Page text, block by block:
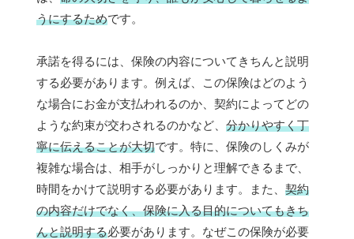
うにするためです。
承諾を得るには、保険の内容についてきちんと説明
する必要があります。例えば、この保険はどのよう
な場合にお金が支払われるのか、契約によってどの
ような約束が交わされるのかなど、 分かりやすく丁
寧に伝えることが大切です。特に、保険のしくみが
複雑な場合は、相手がしっかりと理解できるまで、
時間をかけて説明する必要があります。また、 契約
の内容だけでなく、保険に入る目的についてもきち
んと説明する必要があります。なぜこの保険が必要